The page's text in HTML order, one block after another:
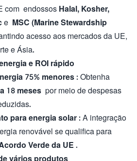
com endossos Halal, Kosher,
e MSC (Marine Stewardship
acesso aos mercados da UE,
e Ásia.
e ROI rápido
75% menores : Obtenha
18 meses por meio de despesas
para energia solar : A integração
renovável se qualifica para
Verde da UE .
vários produtos